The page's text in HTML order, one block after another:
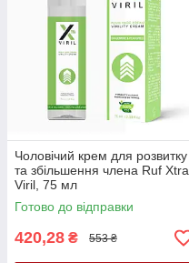
Чоловічий крем для розвитку
та збільшення члена Ruf Xtra
Viril, 75 мл
Готово до відправки
420,28 ₴ 553 ₴